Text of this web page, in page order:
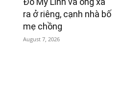
ra ở riêng, cạnh nhà bố
mẹ chồng
August 7, 2026